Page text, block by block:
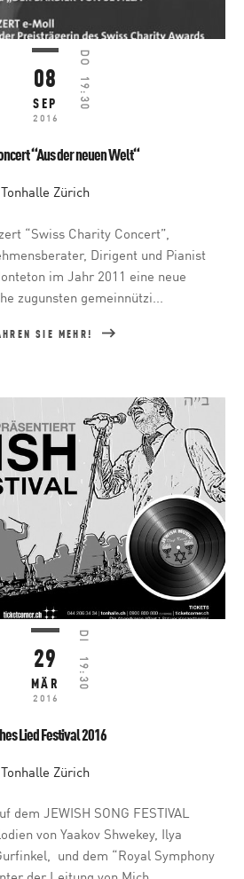
08
SEP
2016
DO
19:30
“Aus der neuen Welt“
Tonhalle Zürich
“Swiss Charity Concert”,
Dirigent und Pianist
im Jahr 2011 eine neue
zugunsten gemeinnützi...
SIE MEHR!
29
MÄR
2016
DI
19:30
Lied Festival 2016
Tonhalle Zürich
dem JEWISH SONG FESTIVAL
von Yaakov Shwekey, Ilya
und dem “Royal Symphony